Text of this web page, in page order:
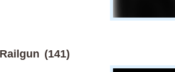
(141)